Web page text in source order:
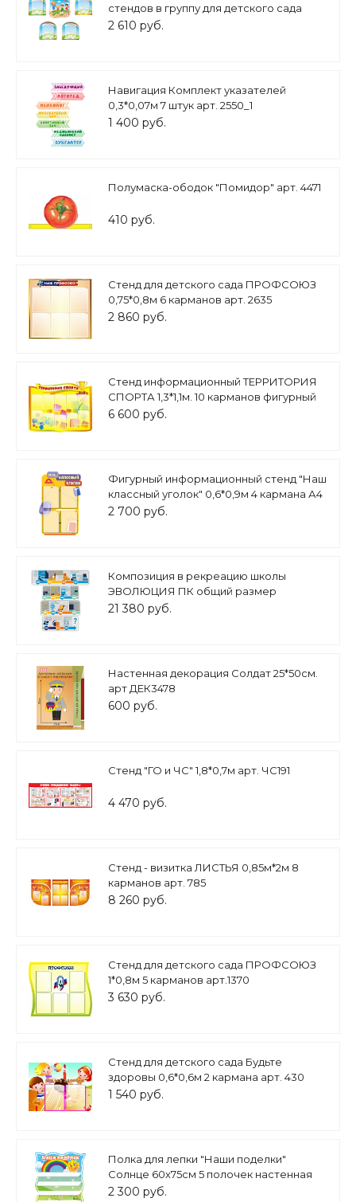
стендов в группу для детского сада
"Радуга" 5шт 4 кармана арт. ДС1014
2 610 руб.
Навигация Комплект указателей
0,3*0,07м 7 штук арт. 2550_1
1 400 руб.
Полумаска-ободок "Помидор" арт. 4471
410 руб.
Стенд для детского сада ПРОФСОЮЗ
0,75*0,8м 6 карманов арт. 2635
2 860 руб.
Стенд информационный ТЕРРИТОРИЯ
СПОРТА 1,3*1,1м. 10 карманов фигурный
арт. 2867
6 600 руб.
Фигурный информационный стенд "Наш
классный уголок" 0,6*0,9м 4 кармана А4
арт. Ш1594
2 700 руб.
Композиция в рекреацию школы
ЭВОЛЮЦИЯ ПК общий размер
композиции 8,6*0,7м арт. 3628
21 380 руб.
Настенная декорация Солдат 25*50см.
арт ДЕК3478
600 руб.
Стенд "ГО и ЧС" 1,8*0,7м арт. ЧС191
4 470 руб.
Стенд - визитка ЛИСТЬЯ 0,85м*2м 8
карманов арт. 785
8 260 руб.
Стенд для детского сада ПРОФСОЮЗ
1*0,8м 5 карманов арт.1370
3 630 руб.
Стенд для детского сада Будьте
здоровы 0,6*0,6м 2 кармана арт. 430
1 540 руб.
Полка для лепки "Наши поделки"
Солнце 60х75см 5 полочек настенная
арт. ПОД2541
2 300 руб.